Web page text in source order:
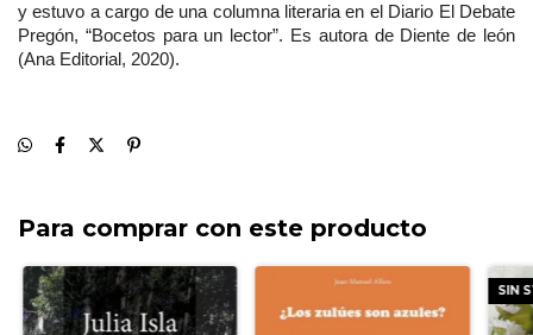
y estuvo a cargo de una columna literaria en el Diario El Debate
Pregón, “Bocetos para un lector”. Es autora de Diente de león
(Ana Editorial, 2020).
Para comprar con este producto
SIN